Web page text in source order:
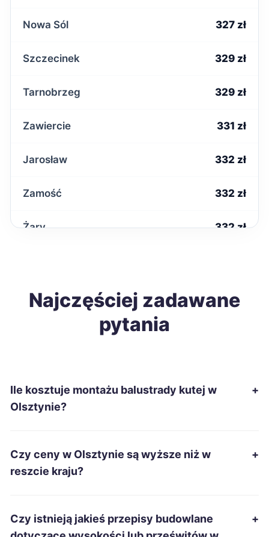
Nowa Sól 327 zł
Szczecinek 329 zł
Tarnobrzeg 329 zł
Zawiercie 331 zł
Jarosław 332 zł
Zamość 332 zł
Żary 332 zł
Ostrowiec Świętokrzyski 333 zł
Ciechanów 335 zł
Zduńska Wola
Kwidzyn 338 zł
Najczęściej zadawane
pytania
Ile kosztuje montażu balustrady kutej w
Olsztynie?
+
Czy ceny w Olsztynie są wyższe niż w
reszcie kraju?
+
Czy istnieją jakieś przepisy budowlane
+